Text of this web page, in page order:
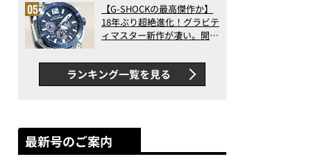
アの実力
【G-SHOCKの最高傑作か】
18年ぶり超絶進化！グラビテ
ィマスター新作が凄い。開発
新ムーブメントの衝撃
ランキング一覧を見る
最新号のご案内